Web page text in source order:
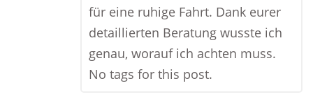
für eine ruhige Fahrt. Dank eurer
detaillierten Beratung wusste ich
genau, worauf ich achten muss.
No tags for this post.